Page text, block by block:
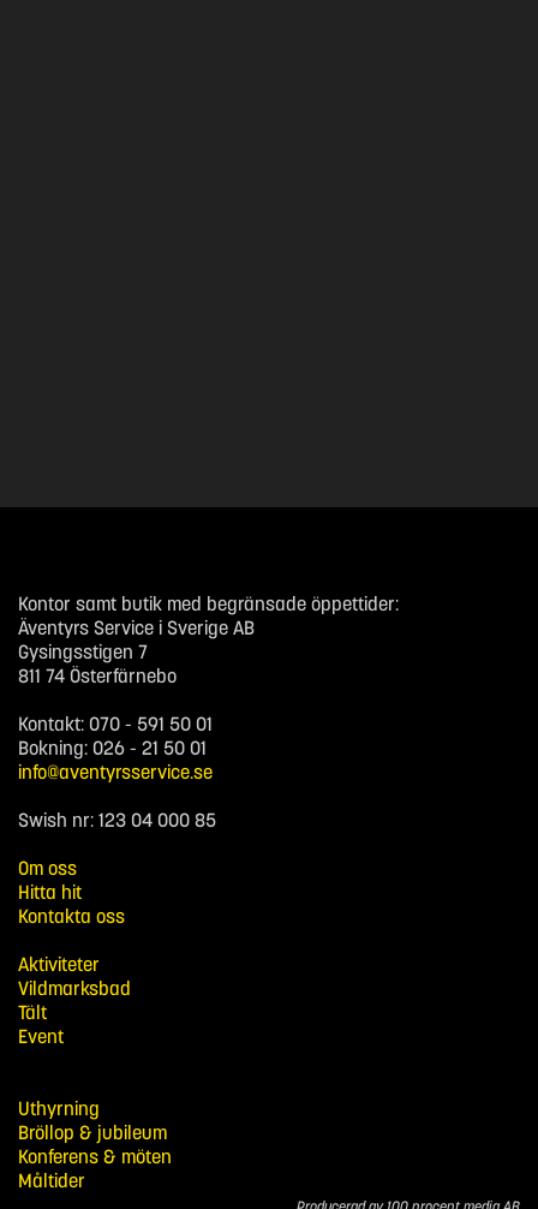
Kontor samt butik med begränsade öppettider:
Äventyrs Service i Sverige AB
Gysingsstigen 7
811 74 Österfärnebo
Kontakt: 070 - 591 50 01
Bokning: 026 - 21 50 01
info@aventyrsservice.se
Swish nr: 123 04 000 85
Om oss
Hitta hit
Kontakta oss
Aktiviteter
Vildmarksbad
Tält
Event
Uthyrning
Bröllop & jubileum
Konferens & möten
Måltider